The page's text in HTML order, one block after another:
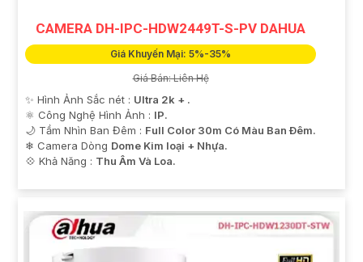
CAMERA DH-IPC-HDW2449T-S-PV DAHUA
Giá Khuyến Mại: 5%-35%
Giá Bán: Liên Hệ
✨ Hình Ảnh Sắc nét : Ultra 2k + .
⚛️ Công Nghệ Hình Ảnh : IP.
🌙 Tầm Nhìn Ban Đêm : Full Color 30m Có Màu Ban Ðêm.
❄ Camera Dòng Dome Kim loại + Nhựa.
️💠 Khả Năng : Thu Âm Và Loa.